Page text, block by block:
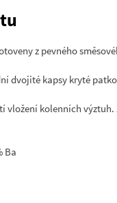
z pevného
dvojité kapsy kryté
vložení kolenních
Ba